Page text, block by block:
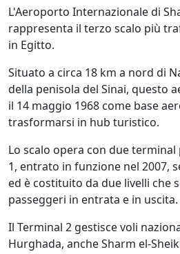
L'Aeroporto Internazionale di
rappresenta il terzo scalo più
in Egitto.
Situato a circa 18 km a nord di
della penisola del Sinai, questo
il 14 maggio 1968 come base
trasformarsi in hub turistico.
Lo scalo opera con due
1, entrato in funzione nel 2007,
ed è costituito da due livelli che
passeggeri in entrata e in uscita.
Il Terminal 2 gestisce voli
Hurghada, anche Sharm el-